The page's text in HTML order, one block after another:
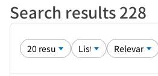
Search results 228